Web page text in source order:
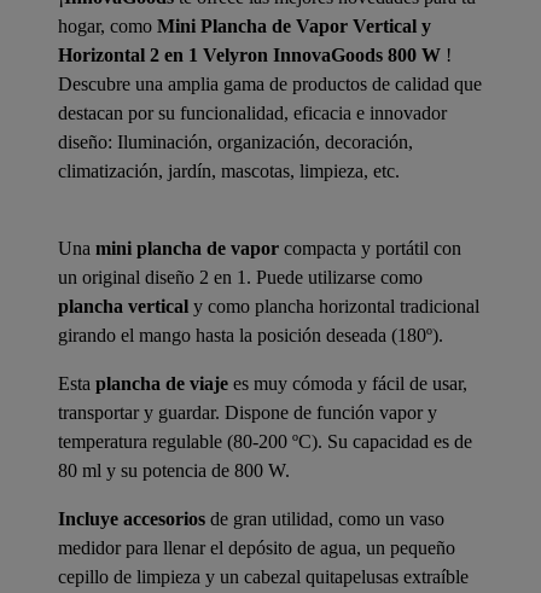
hogar, como Mini Plancha de Vapor Vertical y
Horizontal 2 en 1 Velyron InnovaGoods 800 W !
Descubre una amplia gama de productos de calidad que
destacan por su funcionalidad, eficacia e innovador
diseño: Iluminación, organización, decoración,
climatización, jardín, mascotas, limpieza, etc.
Una mini plancha de vapor compacta y portátil con
un original diseño 2 en 1. Puede utilizarse como
plancha vertical y como plancha horizontal tradicional
girando el mango hasta la posición deseada (180º).
Esta plancha de viaje es muy cómoda y fácil de usar,
transportar y guardar. Dispone de función vapor y
temperatura regulable (80-200 ºC). Su capacidad es de
80 ml y su potencia de 800 W.
Incluye accesorios de gran utilidad, como un vaso
medidor para llenar el depósito de agua, un pequeño
cepillo de limpieza y un cabezal quitapelusas extraíble